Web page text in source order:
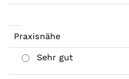
Praxisnähe
Sehr gut